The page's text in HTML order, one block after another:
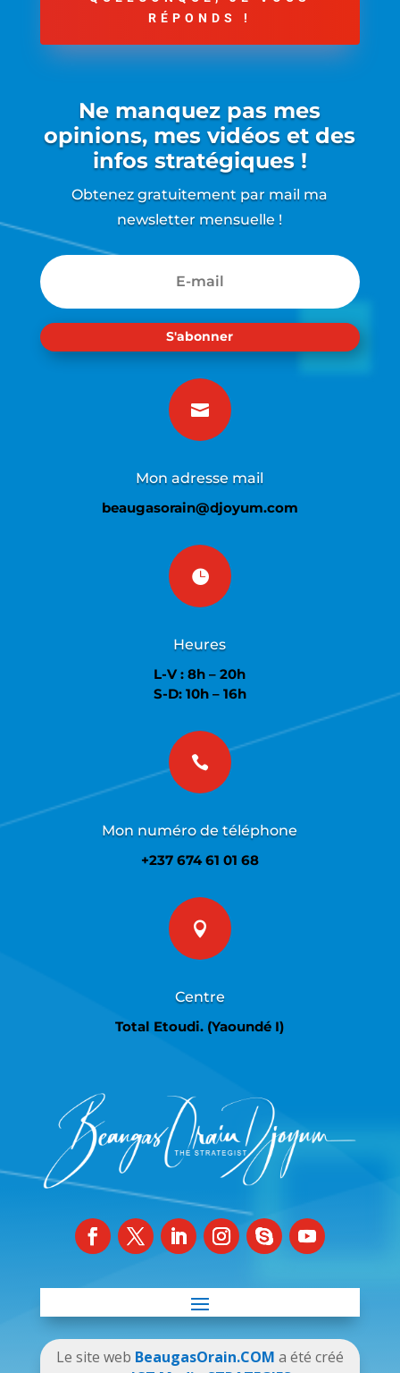
RÉPONDS !
Ne manquez pas mes
opinions, mes vidéos et des
infos stratégiques !
Obtenez gratuitement par mail ma
newsletter mensuelle !
S'abonner

Mon adresse mail
beaugasorain@djoyum.com

Heures
L-V : 8h – 20h
S-D: 10h – 16h

Mon numéro de téléphone
+237 674 61 01 68

Centre
Total Etoudi. (Yaoundé I)
Le site web BeaugasOrain.COM a été créé